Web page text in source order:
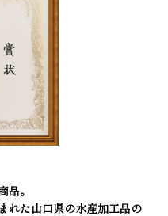
品。
れた山口県の水産加工品の